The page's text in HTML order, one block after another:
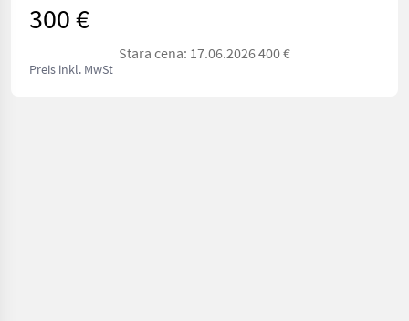
300 €
Stara cena: 17.06.2026 400 €
Preis inkl. MwSt